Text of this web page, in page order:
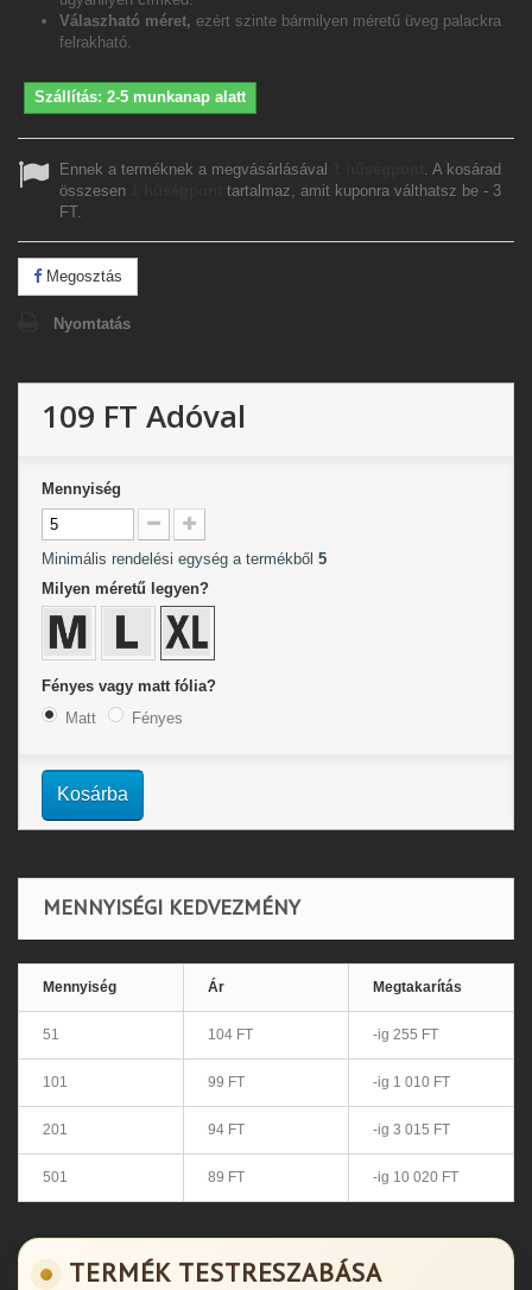
Válaszható méret, ezért szinte bármilyen méretű üveg palackra
felrakható.
Szállítás: 2-5 munkanap alatt
Ennek a terméknek a megvásárlásával
. A kosárad
összesen
tartalmaz, amit kuponra válthatsz be - 3
FT.
Megosztás
Nyomtatás
109 FT Adóval
Mennyiség
Minimális rendelési egység a termékből 5
Milyen méretű legyen?
Fényes vagy matt fólia?
Matt
Fényes
Kosárba
MENNYISÉGI KEDVEZMÉNY
Mennyiség Ár Megtakarítás
51 104 FT -ig 255 FT
101 99 FT -ig 1 010 FT
201 94 FT -ig 3 015 FT
501 89 FT -ig 10 020 FT
TERMÉK TESTRESZABÁSA